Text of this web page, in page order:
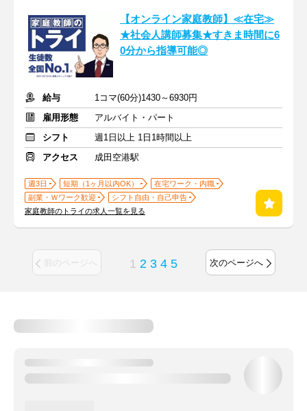
【オンライン家庭教師】≪在宅≫
★社会人講師募集★すきま時間に6
0分から指導可能◎
給与
1コマ(60分)1430～6930円
雇用形態
アルバイト・パート
シフト
週1日以上 1日1時間以上
アクセス
成田空港駅
週3日 短期（1ヶ月以内OK）
在宅ワーク・内職
副業・Ｗワーク歓迎
シフト自由・自己申告
家庭教師のトライの求人一覧を見る
前のページへ 1 2 3 4 5 次のページへ